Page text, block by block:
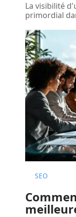
La visibilité
primordial
SEO